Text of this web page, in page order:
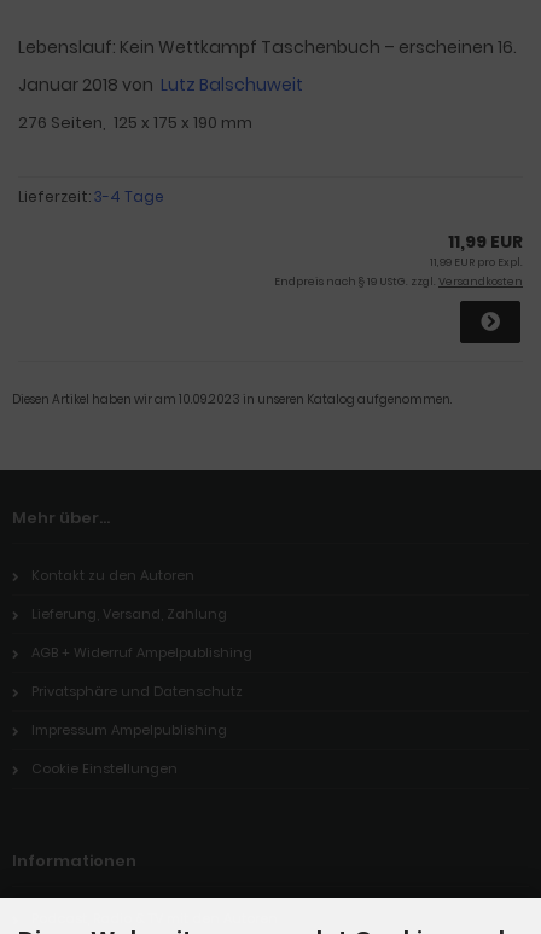
Lebenslauf: Kein Wettkampf Taschenbuch – erscheinen 16.
Januar 2018 von Lutz Balschuweit
276 Seiten, ‎ 125 x 175 x 190 mm
Lieferzeit:3-4 Tage
11,99 EUR
11,99 EUR pro Expl.
Endpreis nach § 19 UStG. zzgl. Versandkosten
Diesen Artikel haben wir am 10.09.2023 in unseren Katalog aufgenommen.
Mehr über...
Kontakt zu den Autoren
Lieferung, Versand, Zahlung
AGB + Widerruf Ampelpublishing
Privatsphäre und Datenschutz
Impressum Ampelpublishing
Cookie Einstellungen
Informationen